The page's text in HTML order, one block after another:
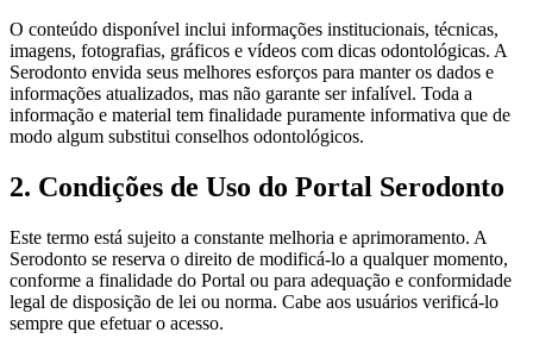
O conteúdo disponível inclui informações institucionais, técnicas,
imagens, fotografias, gráficos e vídeos com dicas odontológicas. A
Serodonto envida seus melhores esforços para manter os dados e
informações atualizados, mas não garante ser infalível. Toda a
informação e material tem finalidade puramente informativa que de
modo algum substitui conselhos odontológicos.
2. Condições de Uso do Portal Serodonto
Este termo está sujeito a constante melhoria e aprimoramento. A
Serodonto se reserva o direito de modificá-lo a qualquer momento,
conforme a finalidade do Portal ou para adequação e conformidade
legal de disposição de lei ou norma. Cabe aos usuários verificá-lo
sempre que efetuar o acesso.